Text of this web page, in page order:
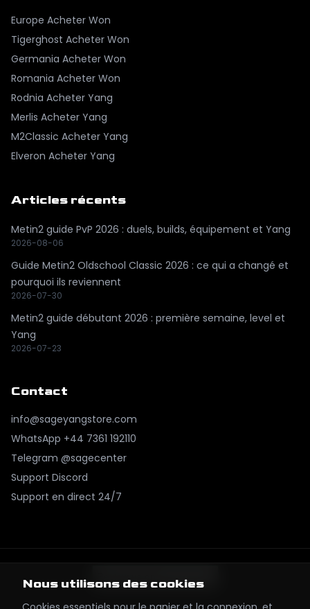
Europe Acheter Won
Tigerghost Acheter Won
Germania Acheter Won
Romania Acheter Won
Rodnia Acheter Yang
Merlis Acheter Yang
M2Classic Acheter Yang
Elveron Acheter Yang
Articles récents
Metin2 guide PvP 2026 : duels, builds, équipement et Yang
2026-08-06
Guide Metin2 Oldschool Classic 2026 : ce qui a changé et
pourquoi ils reviennent
2026-07-30
Metin2 guide débutant 2026 : première semaine, level et
Yang
2026-07-23
Contact
info@sageyangstore.com
WhatsApp +44 7361 192110
Telegram @sagecenter
Support Discord
Support en direct 24/7
Nous utilisons des cookies